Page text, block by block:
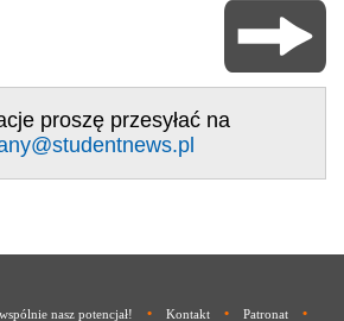
proszę przesyłać na
nasz potencjał! • Kontakt • Patronat •